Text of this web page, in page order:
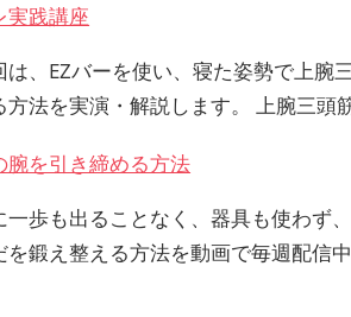
実践講座
は、EZバーを使い、寝た姿勢で上腕
方法を実演・解説します。 上腕三頭
腕を引き締める方法
一歩も出ることなく、器具も使わず
を鍛え整える方法を動画で毎週配信